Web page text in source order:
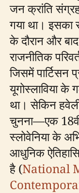
जन क्रांति
गया था। इसका
के दौरान और
राजनीतिक
जिसमें पार्टिसन
यूगोस्लाविया के
था। सेकिन
चुनना—एक
स्लोवेनिया के
आधुनिक
है (National